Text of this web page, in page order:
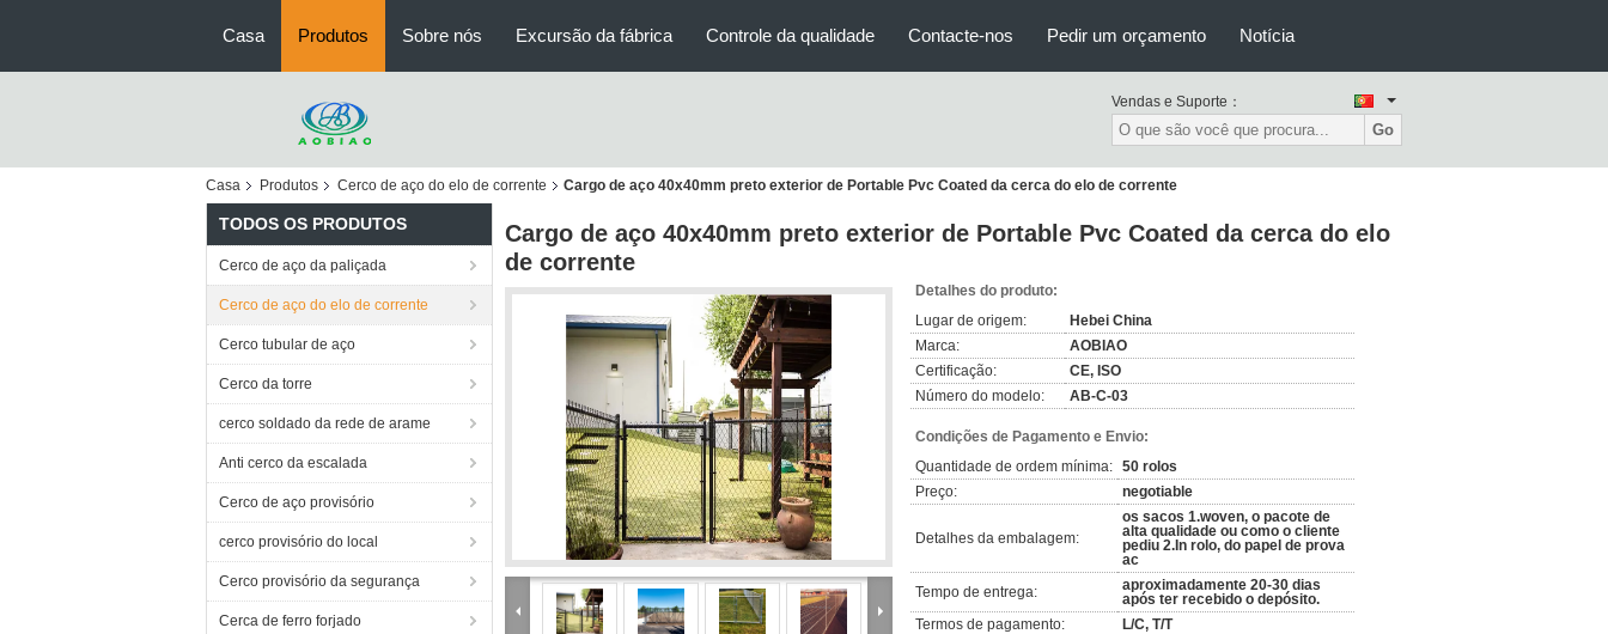
Casa Produtos Sobre nós Excursão da fábrica Controle da qualidade Contacte-nos Pedir um orçamento Notícia
Vendas e Suporte：
Go
Casa Produtos Cerco de aço do elo de corrente Cargo de aço 40x40mm preto exterior de Portable Pvc Coated da cerca do elo de corrente
TODOS OS PRODUTOS
Cerco de aço da paliçada
Cerco de aço do elo de corrente
Cerco tubular de aço
Cerco da torre
cerco soldado da rede de arame
Anti cerco da escalada
Cerco de aço provisório
cerco provisório do local
Cerco provisório da segurança
Cerca de ferro forjado
Cargo de aço 40x40mm preto exterior de Portable Pvc Coated da cerca do elo
de corrente
Detalhes do produto:
Lugar de origem:
Hebei China
Marca:
AOBIAO
Certificação:
CE, ISO
Número do modelo:
AB-C-03
Condições de Pagamento e Envio:
Quantidade de ordem mínima: 50 rolos
Preço:
negotiable
Detalhes da embalagem:
os sacos 1.woven, o pacote de
alta qualidade ou como o cliente
pediu 2.In rolo, do papel de prova
ac
Tempo de entrega:
aproximadamente 20-30 dias
após ter recebido o depósito.
Termos de pagamento:
L/C, T/T